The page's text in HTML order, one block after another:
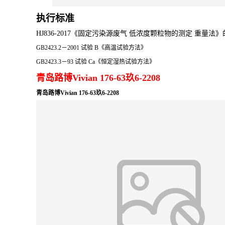
执行标准
HJ836-2017《固定污染源废气 低浓度颗粒物的测定 重量法》
GB2423.2－2001 试验 B《高温试验方法》
GB2423.3－93 试验 Ca《恒定湿热试验方法》
青岛路博Vivian 176-63玖6-2208
青岛路博Vivian 176-63玖6-2208